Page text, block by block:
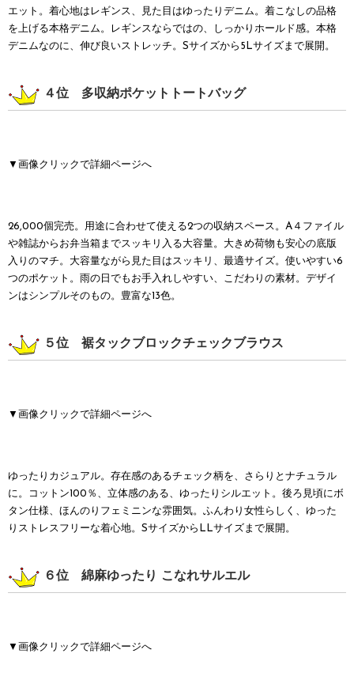
エット。着心地はレギンス、見た目はゆったりデニム。着こなしの品格
を上げる本格デニム。レギンスならではの、しっかりホールド感。本格
デニムなのに、伸び良いストレッチ。Sサイズから5Lサイズまで展開。
４位 多収納ポケットトートバッグ
▼画像クリックで詳細ページへ
26,000個完売。用途に合わせて使える2つの収納スペース。A４ファイル
や雑誌からお弁当箱までスッキリ入る大容量。大きめ荷物も安心の底版
入りのマチ。大容量ながら見た目はスッキリ、最適サイズ。使いやすい6
つのポケット。雨の日でもお手入れしやすい、こだわりの素材。デザイ
ンはシンプルそのもの。豊富な13色。
５位 裾タックブロックチェックブラウス
▼画像クリックで詳細ページへ
ゆったりカジュアル。存在感のあるチェック柄を、さらりとナチュラル
に。コットン100％、立体感のある、ゆったりシルエット。後ろ見頃にボ
タン仕様、ほんのりフェミニンな雰囲気。ふんわり女性らしく、ゆった
りストレスフリーな着心地。SサイズからLLサイズまで展開。
６位 綿麻ゆったり こなれサルエル
▼画像クリックで詳細ページへ